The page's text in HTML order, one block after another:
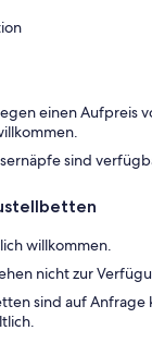
einen Aufpreis
sind
willkommen.
nicht zur
sind auf Anfrage